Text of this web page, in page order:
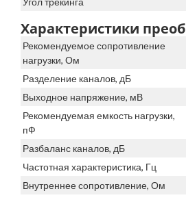
Характеристики
Рекомендуемое сопротивление
нагрузки, Ом
Разделение каналов, дБ
Выходное напряжение, мВ
Рекомендуемая емкость нагрузки,
пФ
Разбаланс каналов, дБ
Частотная характеристика, Гц
Внутреннее сопротивление, Ом